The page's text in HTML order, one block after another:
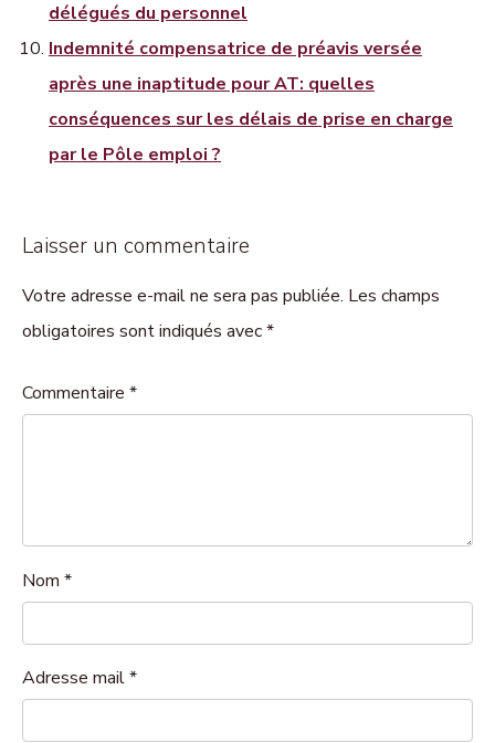
délégués du personnel
Indemnité compensatrice de préavis versée
après une inaptitude pour AT: quelles
conséquences sur les délais de prise en charge
par le Pôle emploi ?
Laisser un commentaire
Votre adresse e-mail ne sera pas publiée. Les champs
obligatoires sont indiqués avec *
Commentaire *
Nom *
Adresse mail*